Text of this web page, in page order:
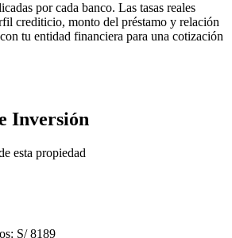
por cada banco. Las tasas reales
crediticio, monto del préstamo y relación
tu entidad financiera para una cotización
Inversión
esta propiedad
S/ 8189